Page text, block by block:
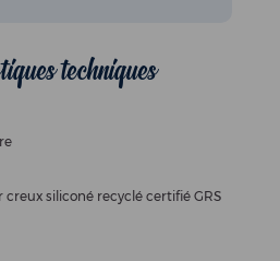
techniques
creux siliconé recyclé certifié GRS